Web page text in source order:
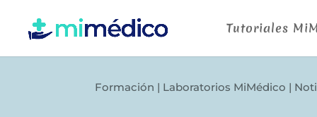
Tutoriales
Formación | Laboratorios MiMédico |